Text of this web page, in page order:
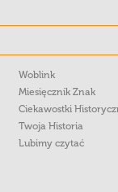
Woblink
Miesięcznik Znak
Ciekawostki
Twoja Historia
Lubimy czytać